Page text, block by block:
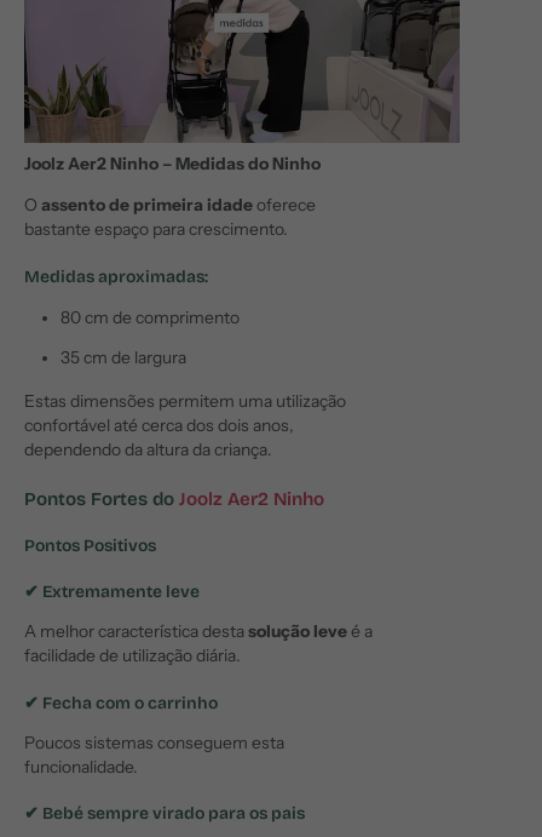
Joolz Aer2 Ninho – Medidas do Ninho
O assento de primeira idadeoferece
bastante espaço para crescimento.
Medidas aproximadas:
80 cm de comprimento
35 cm de largura
Estas dimensões permitem uma utilização
confortável até cerca dos dois anos,
dependendo da altura da criança.
Pontos Fortes do Joolz Aer2 Ninho
Pontos Positivos
✔ Extremamente leve
A melhor característica destasolução leveé a
facilidade de utilização diária.
✔ Fecha com o carrinho
Poucos sistemas conseguem esta
funcionalidade.
✔ Bebé sempre virado para os pais